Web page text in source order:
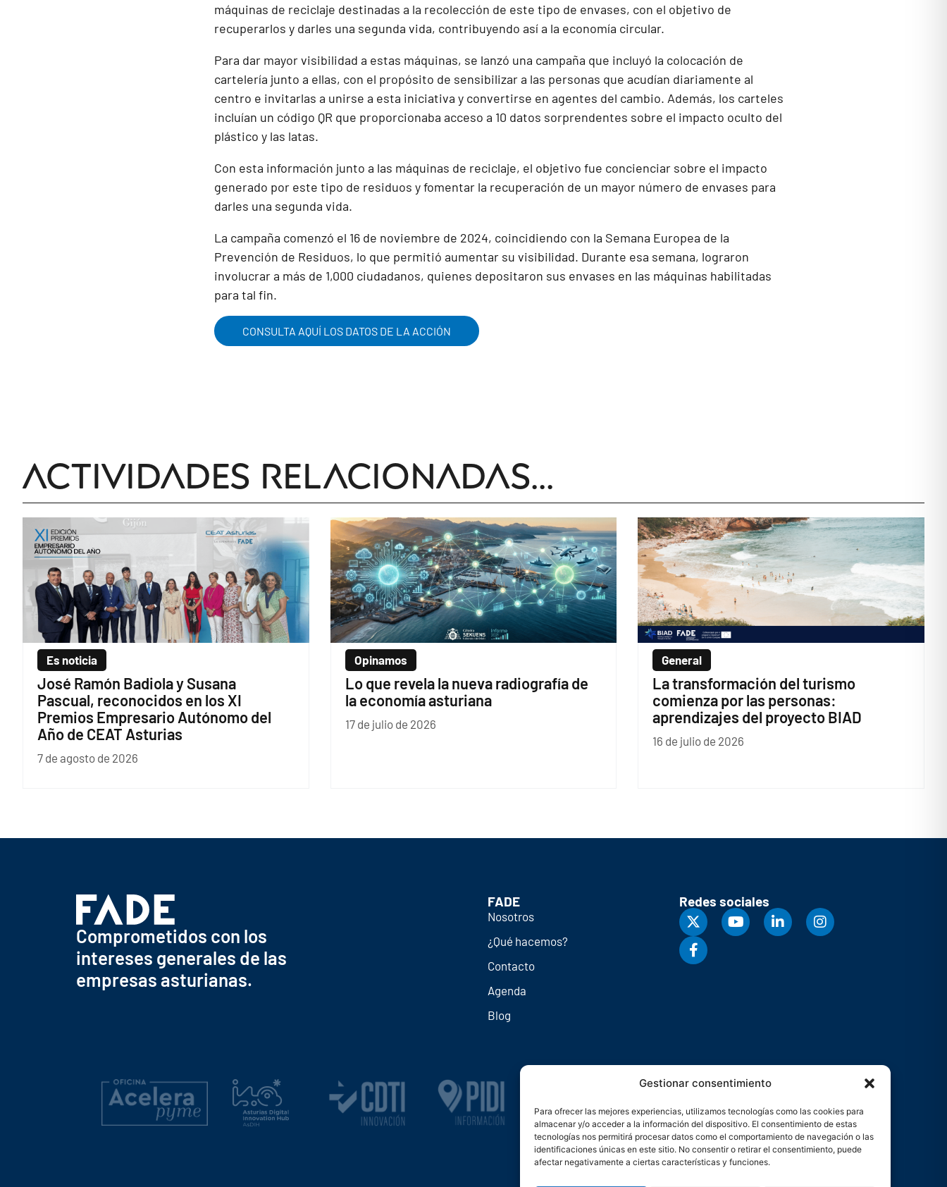
Gestionar consentimiento
Para ofrecer las mejores experiencias, utilizamos tecnologías como las cookies para
almacenar y/o acceder a la información del dispositivo. El consentimiento de estas
tecnologías nos permitirá procesar datos como el comportamiento de navegación o las
identificaciones únicas en este sitio. No consentir o retirar el consentimiento, puede
afectar negativamente a ciertas características y funciones.
máquinas de reciclaje destinadas a la recolección de este tipo de envases, con el objetivo de
recuperarlos y darles una segunda vida, contribuyendo así a la economía circular.
Para dar mayor visibilidad a estas máquinas, se lanzó una campaña que incluyó la colocación de
cartelería junto a ellas, con el propósito de sensibilizar a las personas que acudían diariamente al
centro e invitarlas a unirse a esta iniciativa y convertirse en agentes del cambio. Además, los carteles
incluían un código QR que proporcionaba acceso a 10 datos sorprendentes sobre el impacto oculto del
plástico y las latas.
Con esta información junto a las máquinas de reciclaje, el objetivo fue concienciar sobre el impacto
generado por este tipo de residuos y fomentar la recuperación de un mayor número de envases para
darles una segunda vida.
La campaña comenzó el 16 de noviembre de 2024, coincidiendo con la Semana Europea de la
Prevención de Residuos, lo que permitió aumentar su visibilidad. Durante esa semana, lograron
involucrar a más de 1,000 ciudadanos, quienes depositaron sus envases en las máquinas habilitadas
para tal fin.
CONSULTA AQUÍ LOS DATOS DE LA ACCIÓN
Actividades relacionadas...
Es noticia
José Ramón Badiola y Susana
Pascual, reconocidos en los XI
Premios Empresario Autónomo del
Año de CEAT Asturias
7 de agosto de 2026
Opinamos
Lo que revela la nueva radiografía de
la economía asturiana
17 de julio de 2026
General
La transformación del turismo
comienza por las personas:
aprendizajes del proyecto BIAD
16 de julio de 2026
Comprometidos con los
intereses generales de las
empresas asturianas.
FADE
Nosotros
¿Qué hacemos?
Contacto
Agenda
Blog
Redes sociales